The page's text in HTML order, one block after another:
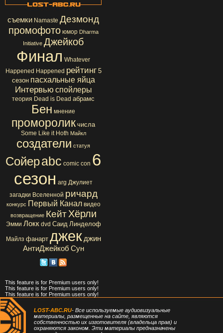
съемки Namaste Дезмонд
промофото юмор Dharma
Initiative Джейкоб
Финал Whatever
Happened Happened рейтинг 5
сезон пасхальные яйца
Интервью спойлеры
теория Dead is Dead абрамс
Бен мнение
проморолик числа
Some Like it Hoth Майкл
создатели статуя
Сойерabc comic con 6
сезон arg Джулиет
загадки Вселенной ричард
конкурс Первый Канал видео
возвращение Кейт Хёрли
Эмми Локк dvd Саид Линделоф
Майлз фанарт джек джин
АнтиДжейкоб Сун
This feature is for Premium users only!
This feature is for Premium users only!
This feature is for Premium users only!
LOST-ABC.RU- Все используемые аудиовизуальные
материалы, размещенные на сайте, являются
собственностью их изготовителя (владельца прав) и
охраняются законом. Эти материалы предназначены